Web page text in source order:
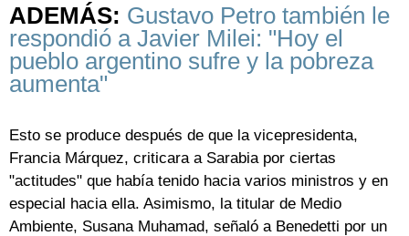
ADEMÁS: Gustavo Petro también le
respondió a Javier Milei: "Hoy el
pueblo argentino sufre y la pobreza
aumenta"
Esto se produce después de que la vicepresidenta,
Francia Márquez, criticara a Sarabia por ciertas
"actitudes" que había tenido hacia varios ministros y en
especial hacia ella. Asimismo, la titular de Medio
Ambiente, Susana Muhamad, señaló a Benedetti por un